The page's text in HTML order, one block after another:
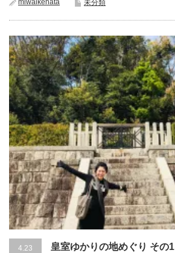
miwaikehata 未分類
4.23
皇室ゆかりの地めぐり その1